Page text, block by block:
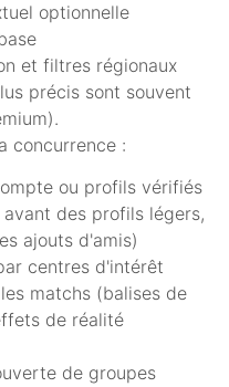
optionnelle
et filtres régionaux
précis sont souvent
concurrence :
ou profils vérifiés
des profils légers,
ajouts d'amis)
centres d'intérêt
matchs (balises de
de réalité
de groupes